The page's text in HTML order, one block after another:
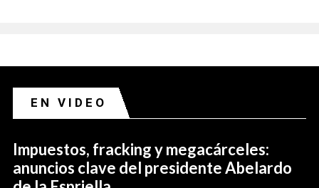
EN VIDEO
Impuestos, fracking y megacárceles:
anuncios clave del presidente Abelardo